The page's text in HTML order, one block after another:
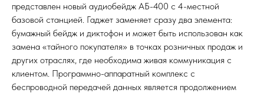
представлен новый аудиобейдж АБ-400 с 4-местной
базовой станцией. Гаджет заменяет сразу два элемента:
бумажный бейдж и диктофон и может быть использован как
замена «тайного покупателя» в точках розничных продаж и
других отраслях, где необходима живая коммуникация с
клиентом. Программно-аппаратный комплекс с
беспроводной передачей данных является продолжением